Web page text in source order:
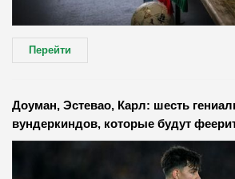
Перейти
Доуман, Эстевао, Карл: шесть
вундеркиндов, которые будут